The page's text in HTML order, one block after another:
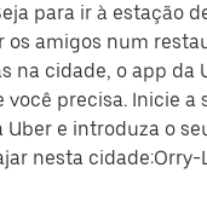
para ir à estação
os amigos num
na cidade, o app da
você precisa. Inicie a
Uber e introduza o
nesta cidade:Orry-